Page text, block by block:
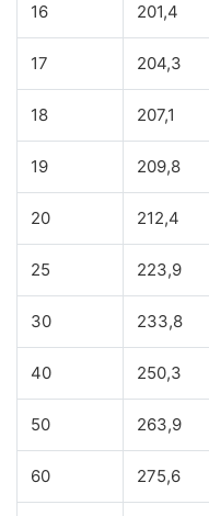
16 201,4
17 204,3
18 207,1
19 209,8
20 212,4
25 223,9
30 233,8
40 250,3
50 263,9
60 275,6